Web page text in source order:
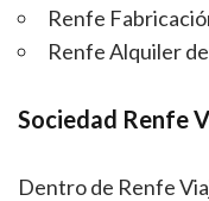
Renfe
Renfe Alquiler
Sociedad Renfe
Dentro de Renfe